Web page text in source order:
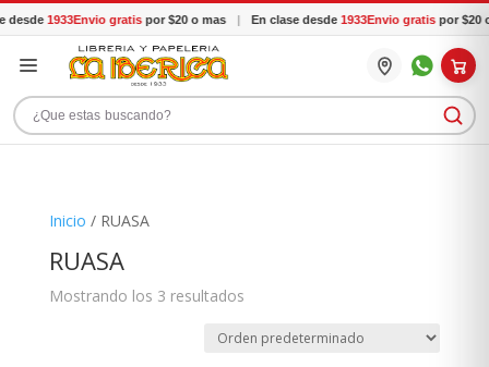
1933Envio gratispor $20 o mas En clase desde1933Envio gratispor $20 o
Buscar productos
Inicio / RUASA
RUASA
Mostrando los 3 resultados